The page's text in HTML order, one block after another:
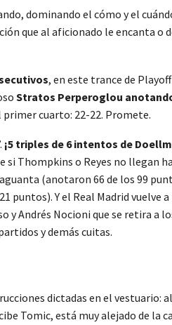
dominando el cómo y el
que al aficionado le encanta o
, en este trance de
Stratos Perperoglou
primer cuarto: 22-22. Promete.
¡5 triples de 6 intentos de
Thompkins o Reyes no llegan
(anotaron 66 de los 99
puntos). Y el Real Madrid vuelve
y Andrés Nocioni que se retira a
y demás cuitas.
dictadas en el vestuario:
Tomic, está muy alejado de la